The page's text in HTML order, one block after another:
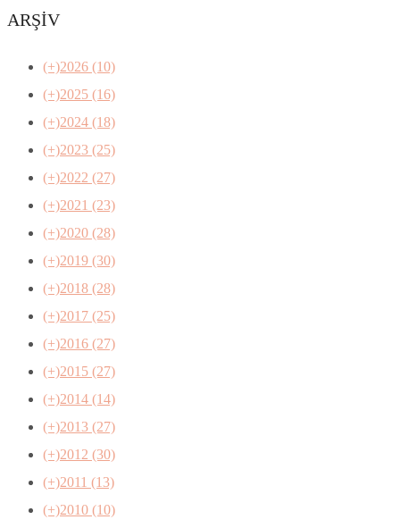
ARŞİV
(+)2026 (10)
(+)2025 (16)
(+)2024 (18)
(+)2023 (25)
(+)2022 (27)
(+)2021 (23)
(+)2020 (28)
(+)2019 (30)
(+)2018 (28)
(+)2017 (25)
(+)2016 (27)
(+)2015 (27)
(+)2014 (14)
(+)2013 (27)
(+)2012 (30)
(+)2011 (13)
(+)2010 (10)